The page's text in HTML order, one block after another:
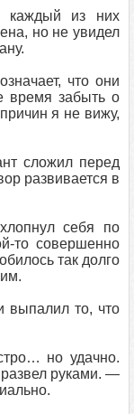
каждый из них
но не увидел
что они
время забыть о
я не вижу,
сложил перед
развивается в
себя по
то совершенно
так долго
выпалил то, что
но удачно.
руками. —